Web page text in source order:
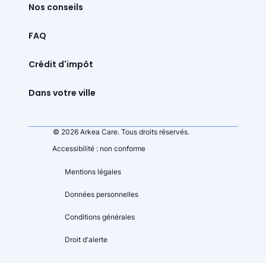
Nos conseils
FAQ
Crédit d'impôt
Dans votre ville
© 2026 Arkea Care. Tous droits réservés.
Accessibilité : non conforme
Mentions légales
Données personnelles
Conditions générales
Droit d'alerte